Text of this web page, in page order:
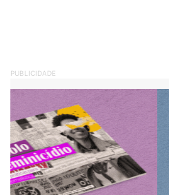
PUBLICIDADE